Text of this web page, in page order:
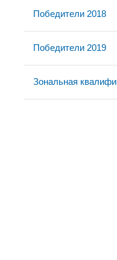
Победители 2018
Победители 2019
Зональная